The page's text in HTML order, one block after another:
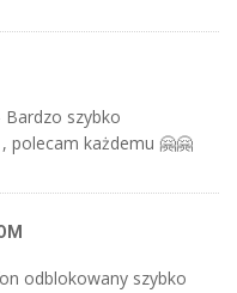
Bardzo szybko
polecam każdemu 🤗🤗
odblokowany szybko